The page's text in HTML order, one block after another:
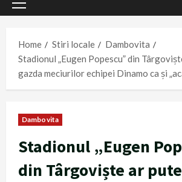
Primary
Home
Stiri locale
Dambovita
Stadionul „Eugen Popescu” din
gazda meciurilor echipei Dinamo ca și
Dambovita
Stadionul „Eugen
din Târgoviște ar